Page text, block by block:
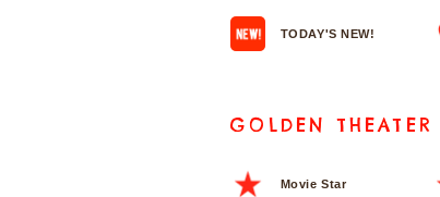
TODAY'S NEW!
GOLDEN THEATER
Movie Star